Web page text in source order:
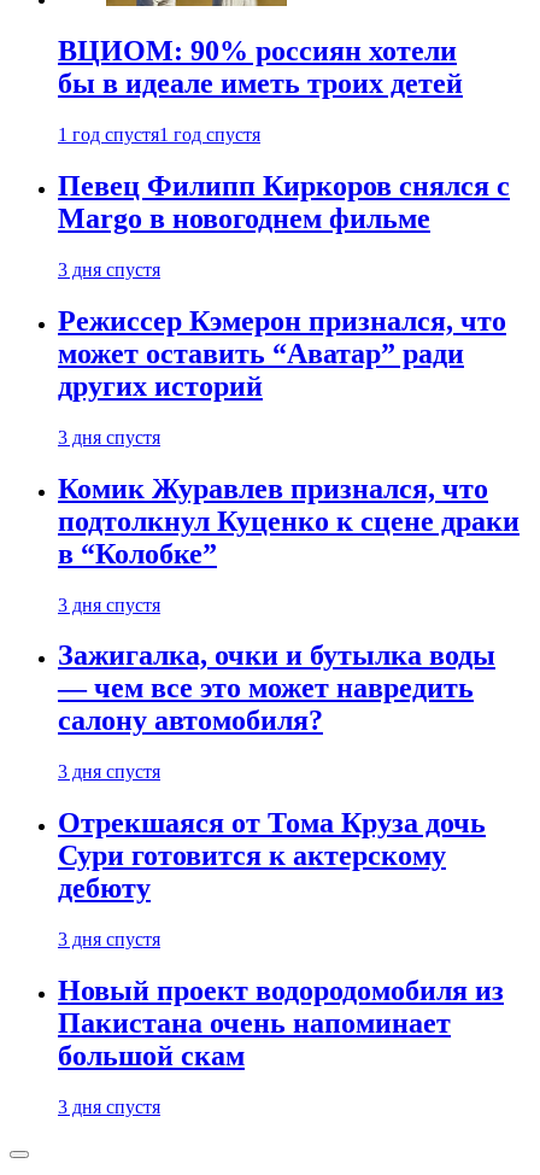
ВЦИОМ: 90% россиян хотели
бы в идеале иметь троих детей
1 год спустя1 год спустя
Певец Филипп Киркоров снялся с
Margo в новогоднем фильме
3 дня спустя
Режиссер Кэмерон признался, что
может оставить “Аватар” ради
других историй
3 дня спустя
Комик Журавлев признался, что
подтолкнул Куценко к сцене драки
в “Колобке”
3 дня спустя
Зажигалка, очки и бутылка воды
— чем все это может навредить
салону автомобиля?
3 дня спустя
Отрекшаяся от Тома Круза дочь
Сури готовится к актерскому
дебюту
3 дня спустя
Новый проект водородомобиля из
Пакистана очень напоминает
большой скам
3 дня спустя